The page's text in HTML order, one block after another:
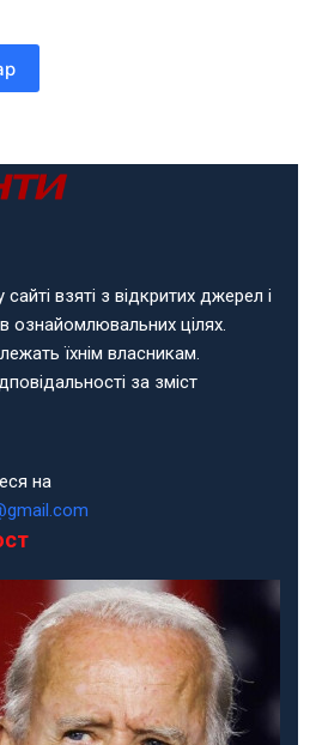
взяті з відкритих джерел і
ознайомлювальних цілях.
їхнім власникам.
за зміст
на